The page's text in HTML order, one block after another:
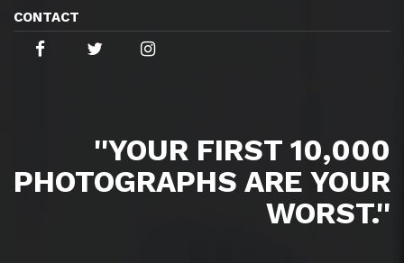
CONTACT
''YOUR FIRST 10,000
PHOTOGRAPHS ARE YOUR
WORST.''